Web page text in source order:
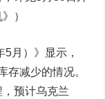
）
月）》显示，
存减少的情况。
预计乌克兰